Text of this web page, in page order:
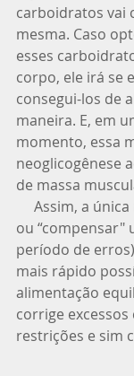
carboidratos vai
mesma. Caso
esses
corpo, ele irá se
consegui-los de
maneira. E, em
momento, essa
neoglicogênese
de massa
ou “compensar"
período de
mais rápido
alimentação
corrige excessos
restrições e sim